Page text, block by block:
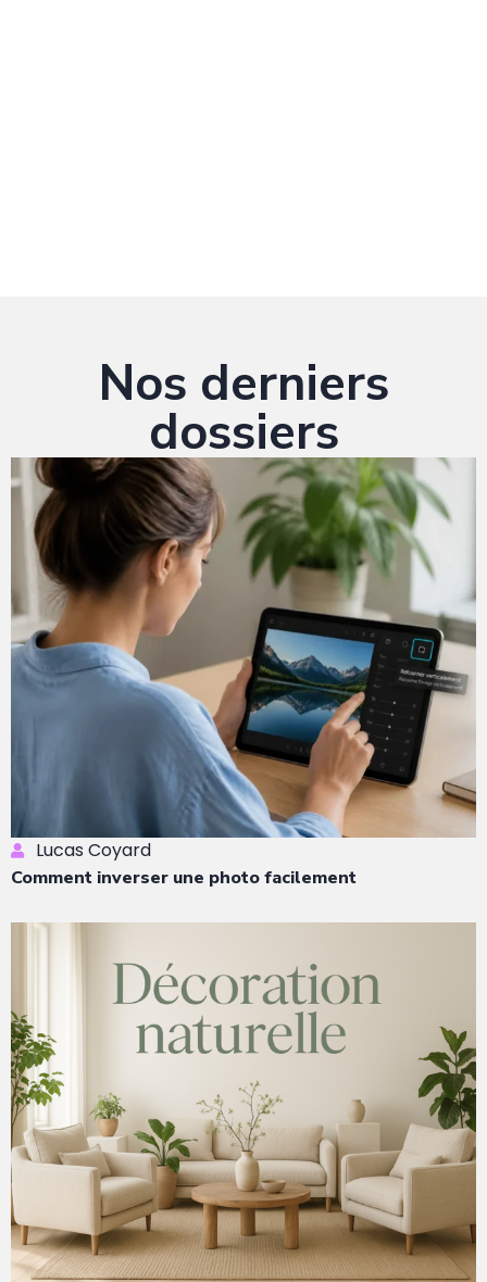
Nos derniers
dossiers
Lucas Coyard
Comment inverser une photo facilement